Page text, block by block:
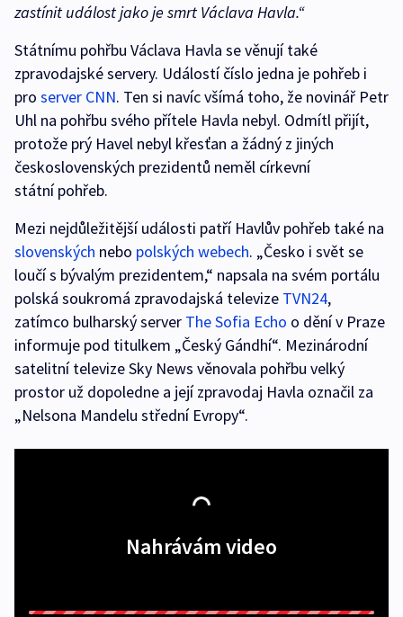
zastínit událost jako je smrt Václava Havla.“
Státnímu pohřbu Václava Havla se věnují také
zpravodajské servery. Událostí číslo jedna je pohřeb i
pro server CNN. Ten si navíc všímá toho, že novinář Petr
Uhl na pohřbu svého přítele Havla nebyl. Odmítl přijít,
protože prý Havel nebyl křesťan a žádný z jiných
československých prezidentů neměl církevní
státní pohřeb.
Mezi nejdůležitější události patří Havlův pohřeb také na
slovenských nebo polských webech. „Česko i svět se
loučí s bývalým prezidentem,“ napsala na svém portálu
polská soukromá zpravodajská televize TVN24,
zatímco bulharský server The Sofia Echo o dění v Praze
informuje pod titulkem „Český Gándhí“. Mezinárodní
satelitní televize Sky News věnovala pohřbu velký
prostor už dopoledne a její zpravodaj Havla označil za
„Nelsona Mandelu střední Evropy“.
Nahrávám video